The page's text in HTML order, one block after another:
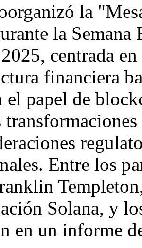
la
la Semana
centrada
financiera
el papel de
Entre los
Solana, y
en un informe